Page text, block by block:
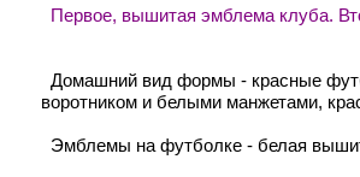
Первое, вышитая эмблема клуба.
Домашний вид формы - красные
воротником и белыми манжетами,
Эмблемы на футболке - белая